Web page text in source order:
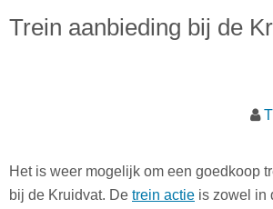
Trein aanbieding bij de
Het is weer mogelijk om een goedkoop
bij de Kruidvat. De trein actie is zowel in